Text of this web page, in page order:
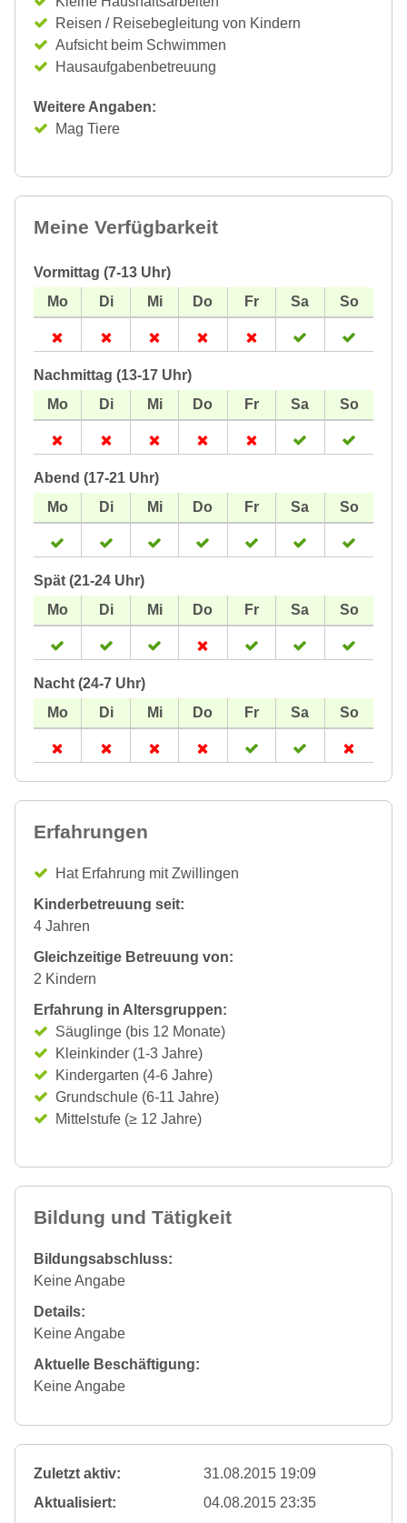
Reisen / Reisebegleitung von Kindern
Aufsicht beim Schwimmen
Hausaufgabenbetreuung
Weitere Angaben:
Mag Tiere
Meine Verfügbarkeit
Vormittag (7-13 Uhr)
Nachmittag (13-17 Uhr)
Abend (17-21 Uhr)
Spät (21-24 Uhr)
Nacht (24-7 Uhr)
Erfahrungen
Hat Erfahrung mit Zwillingen
Kinderbetreuung seit:
4 Jahren
Gleichzeitige Betreuung von:
2 Kindern
Erfahrung in Altersgruppen:
Säuglinge (bis 12 Monate)
Kleinkinder (1-3 Jahre)
Kindergarten (4-6 Jahre)
Grundschule (6-11 Jahre)
Mittelstufe (≥ 12 Jahre)
Bildung und Tätigkeit
Bildungsabschluss:
Keine Angabe
Details:
Keine Angabe
Aktuelle Beschäftigung:
Keine Angabe
Zuletzt aktiv:
31.08.2015 19:09
Aktualisiert:
04.08.2015 23:35